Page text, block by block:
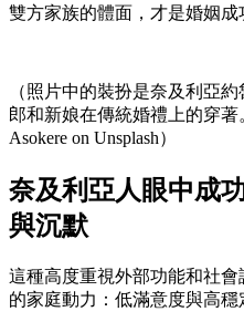
雙方家族的體面，才是婚姻成
（照片中的裝扮是奈及利亞
郎和新娘在傳統婚禮上的穿著
Asokere on Unsplash）
奈及利亞人眼中成
與沉默
這種高度重視外部功能和社
的家庭動力：低滿意度與高穩